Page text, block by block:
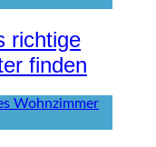
richtige
finden